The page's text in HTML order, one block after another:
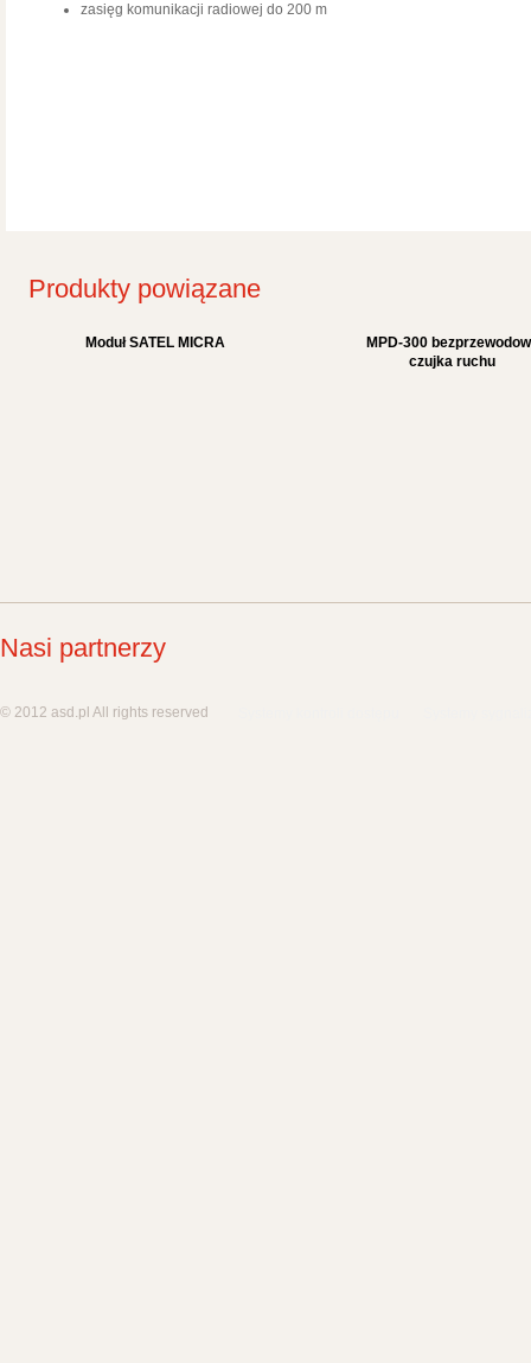
zasięg komunikacji radiowej do 200 m
Produkty powiązane
Moduł SATEL MICRA
MPD-300
czujka ruchu
Nasi partnerzy
© 2012 asd.pl All rights reserved